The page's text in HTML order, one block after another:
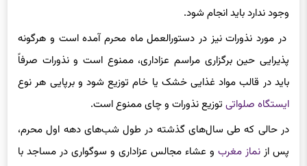
وجود ندارد باید انجام شود.
در مورد نذورات نیز در دستورالعمل ماه محرم آمده است و هرگونه
پذیرایی حین برگزاری مراسم عزاداری، ممنوع است و نذورات صرفاً
باید در قالب مواد غذایی خشک یا خام توزیع شود و برپایی هر نوع
ایستگاه صلواتی توزیع نذورات و چای ممنوع است.
در حالی که طی سال‌های گذشته در طول شب‌های دهه اول محرم،
پس ازنماز مغرب و عشاء مجالس عزاداری و سوگواری در مساجد با